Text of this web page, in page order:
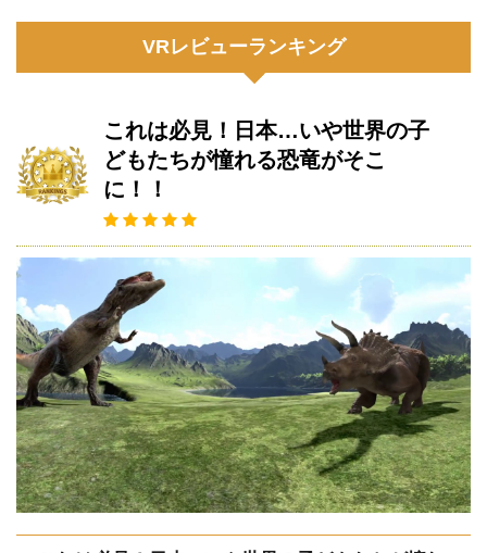
VRレビューランキング
これは必見！日本…いや世界の子
どもたちが憧れる恐竜がそこ
に！！